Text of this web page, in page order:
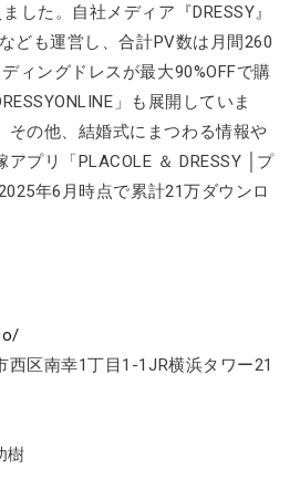
した。自社メディア『DRESSY』
ども運営し、合計PV数は月間260
ィングドレスが最大90%OFFで購
」も展開していま
その他、結婚式にまつわる情報や
プリ「PLACOLE ＆ DRESSY │プ
年6月時点で累計21万ダウンロ
西区南幸1丁目1-1JR横浜タワー21
樹